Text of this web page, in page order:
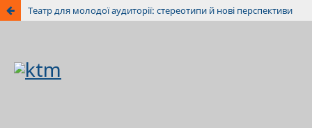
Театр для молодої аудиторії: стереотипи й нові перспективи